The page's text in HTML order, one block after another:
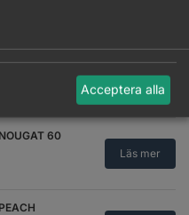
CHOC
Läs mer
60
Läs mer
Acceptera alla